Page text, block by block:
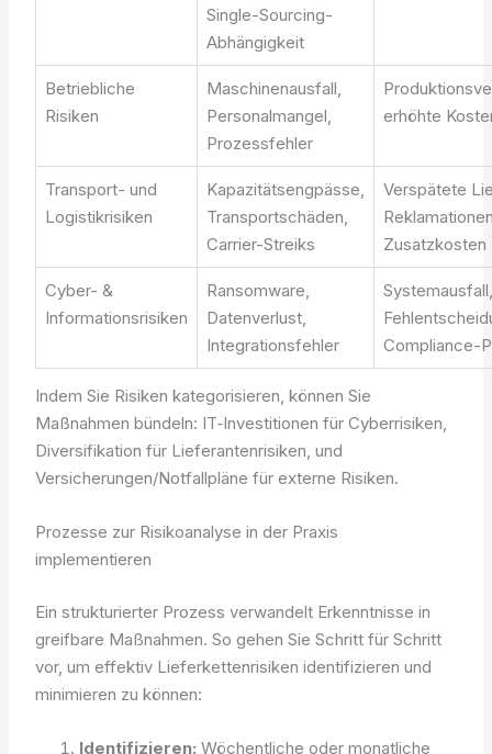
Single-Sourcing-
Abhängigkeit
Betriebliche
Risiken
Maschinenausfall,
Personalmangel,
Prozessfehler
erhöhte
Transport- und
Logistikrisiken
Kapazitätsengpässe,
Transportschäden,
Carrier-Streiks
Verspätete
Zusatzkosten
Cyber- &
Informationsrisiken
Ransomware,
Datenverlust,
Integrationsfehler
Compliance-
Indem Sie Risiken kategorisieren, können Sie
Maßnahmen bündeln: IT‑Investitionen für Cyberrisiken,
Diversifikation für Lieferantenrisiken, und
Versicherungen/Notfallpläne für externe Risiken.
Prozesse zur Risikoanalyse in der Praxis
implementieren
Ein strukturierter Prozess verwandelt Erkenntnisse in
greifbare Maßnahmen. So gehen Sie Schritt für Schritt
vor, um effektiv Lieferkettenrisiken identifizieren und
minimieren zu können:
Identifizieren: Wöchentliche oder monatliche